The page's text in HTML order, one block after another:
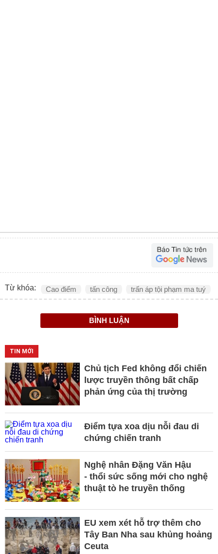
Từ khóa: Cao điểm tấn công trấn áp tội phạm ma tuý
BÌNH LUẬN
TIN MỚI
Chủ tịch Fed không đổi chiến
lược truyền thông bất chấp
phản ứng của thị trường
Điểm tựa xoa dịu nỗi đau di
chứng chiến tranh
Nghệ nhân Đặng Văn Hậu
- thổi sức sống mới cho nghệ
thuật tò he truyền thống
EU xem xét hỗ trợ thêm cho
Tây Ban Nha sau khủng hoảng
Ceuta